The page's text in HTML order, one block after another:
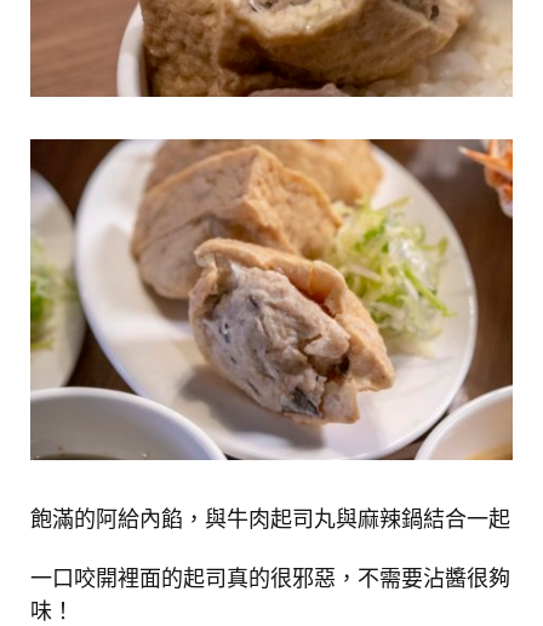
飽滿的阿給內餡，與牛肉起司丸與麻辣鍋結合一起
一口咬開裡面的起司真的很邪惡，不需要沾醬很夠
味！